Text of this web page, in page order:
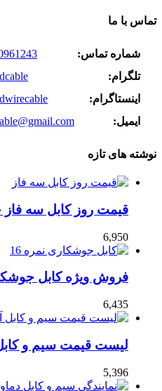
تماس با ما
شماره تماس:
تلگرام:
اینستاگرام:
ایمیل:
نوشته های تازه
قیمت روز کابل سه فاز
6,950
فروش ویژه کابل
6,435
لیست قیمت سیم و
5,396